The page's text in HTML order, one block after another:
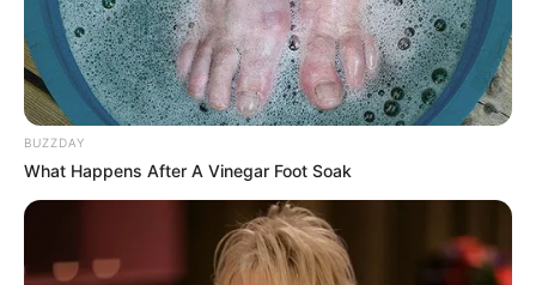
erhebt sich eine mittelalterliche Burg, die
der Kurfürst Ernst von Sachsen zum Ende
des 15. Jahrhunderts mit Ringmauer und Rundtürmen zu
einer Festung ausbauen ließ. Auf der Burg befindet sich
ein kleines Museum. Außerdem kann der von den
Belzigern als Butterturm bezeichnete Bergfried bestiegen
BUZZDAY
What Happens After A Vinegar Foot Soak